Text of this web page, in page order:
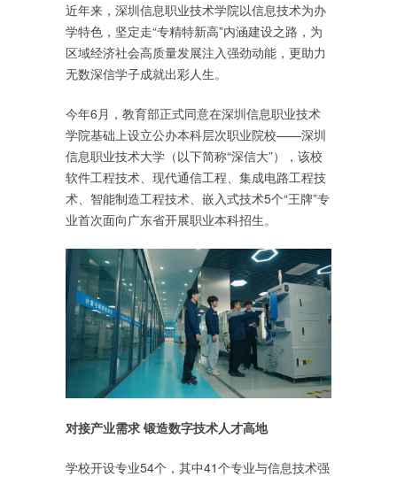
近年来，深圳信息职业技术学院以信息技术为办
学特色，坚定走“专精特新高”内涵建设之路，为
区域经济社会高质量发展注入强劲动能，更助力
无数深信学子成就出彩人生。
今年6月，教育部正式同意在深圳信息职业技术
学院基础上设立公办本科层次职业院校——深圳
信息职业技术大学（以下简称“深信大”），该校
软件工程技术、现代通信工程、集成电路工程技
术、智能制造工程技术、嵌入式技术5个“王牌”专
业首次面向广东省开展职业本科招生。
对接产业需求 锻造数字技术人才高地
学校开设专业54个，其中41个专业与信息技术强